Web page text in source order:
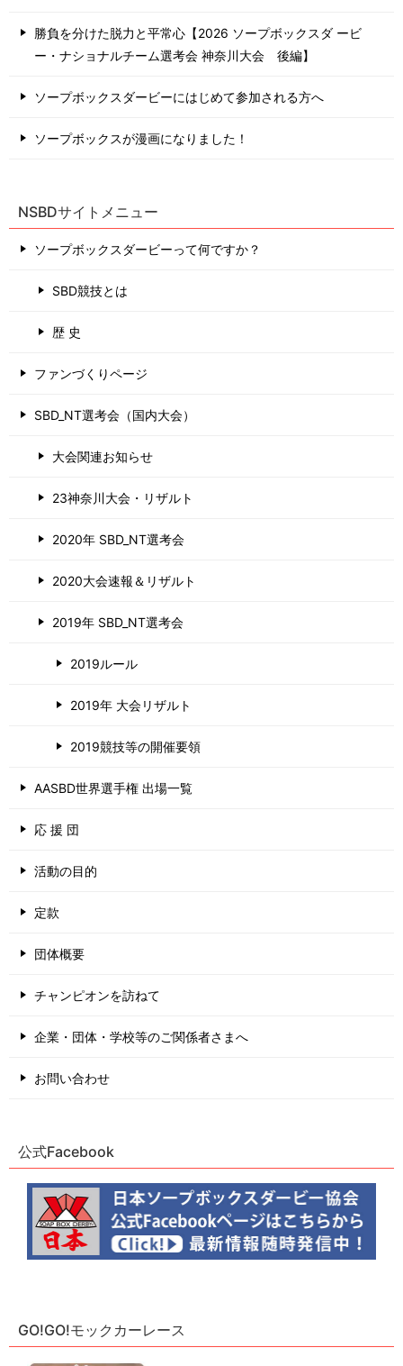
勝負を分けた脱力と平常心【2026 ソープボックスダ ービ
ー・ナショナルチーム選考会 神奈川⼤会 後編】
ソープボックスダービーにはじめて参加される方へ
ソープボックスが漫画になりました！
NSBDサイトメニュー
ソープボックスダービーって何ですか？
SBD競技とは
歴 史
ファンづくりページ
SBD_NT選考会（国内大会）
大会関連お知らせ
23神奈川大会・リザルト
2020年 SBD_NT選考会
2020大会速報＆リザルト
2019年 SBD_NT選考会
2019ルール
2019年 大会リザルト
2019競技等の開催要領
AASBD世界選手権 出場一覧
応 援 団
活動の目的
定款
団体概要
チャンピオンを訪ねて
企業・団体・学校等のご関係者さまへ
お問い合わせ
公式Facebook
GO!GO!モックカーレース